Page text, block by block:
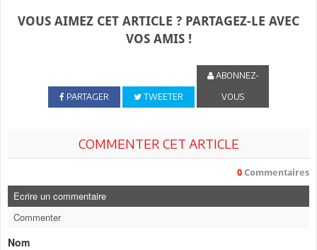
VOUS AIMEZ CET ARTICLE ? PARTAGEZ-LE AVEC
VOS AMIS !
PARTAGER TWEETER
ABONNEZ-
VOUS
COMMENTER CET ARTICLE
0 Commentaires
Ecrire un commentaire
Commenter
Nom